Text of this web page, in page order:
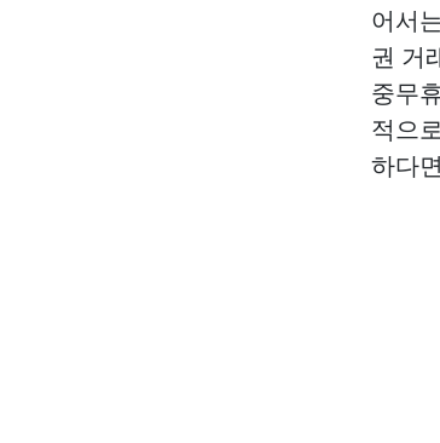
어서
권 거
중무
적으
하다